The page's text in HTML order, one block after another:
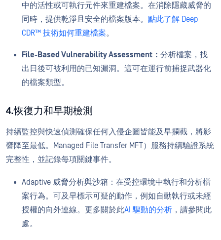
中的活性或可執行元件來重建檔案。在消除隱藏威脅的
同時，提供乾淨且安全的檔案版本。 點此了解 Deep
CDR™ 技術如何重建檔案。
File-Based Vulnerability Assessment： 分析檔案，找
出日後可被利用的已知漏洞。這可在運行前捕捉武器化
的檔案類型。
4.恢復力和早期檢測
持續監控與快速偵測確保任何入侵企圖皆能及早攔截，將影
響降至最低。Managed File Transfer MFT）服務持續驗證系統
完整性，並記錄每項關鍵事件。
Adaptive 威脅分析與沙箱：在受控環境中執行和分析檔
案行為。可及早標示可疑的動作，例如自動執行或未經
授權的向外連線。更多關於此AI 驅動的分析 ，請參閱此
處。